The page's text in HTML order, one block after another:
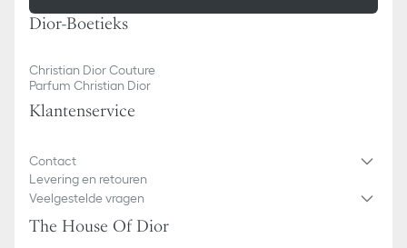
Dior-Boetieks
Christian Dior Couture
Parfum Christian Dior
Klantenservice
Contact
Levering en retouren
Veelgestelde vragen
The House Of Dior